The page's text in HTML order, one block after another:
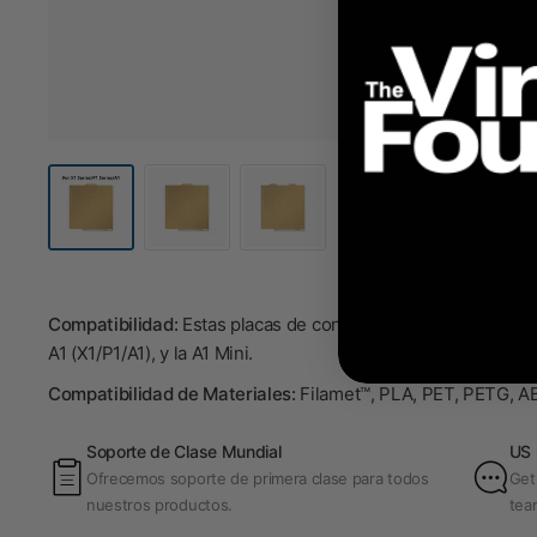
Compatibilidad: Estas placas de construcción son
A1 (X1/P1/A1), y la A1 Mini.
Compatibilidad de Materiales: Filamet™, PLA, PET, PETG,
Soporte de Clase Mundial
Ofrecemos soporte de primera clase para todos
nuestros productos.